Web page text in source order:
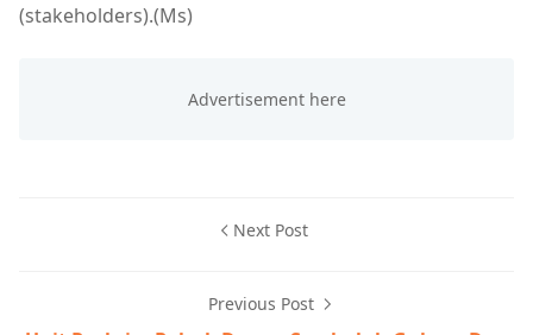
(stakeholders).(Ms)
Next Post
Previous Post